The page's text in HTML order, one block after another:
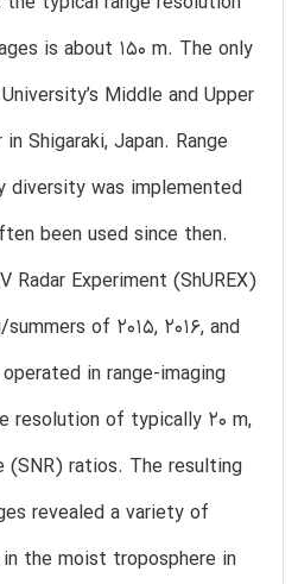
is about 150 m. The only
Middle and Upper
Shigaraki, Japan. Range
diversity was implemented
been used since then.
Radar Experiment (ShUREX)
of 2015, 2016, and
in range-imaging
resolution of typically 20 m,
(SNR) ratios. The resulting
revealed a variety of
the moist troposphere in